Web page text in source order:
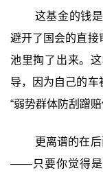
这基金的钱
避开了国会的直接
池里掏了出来。
导，因为自己的车
“弱势群体防刮蹭
更离谱的在
——只要你觉得是